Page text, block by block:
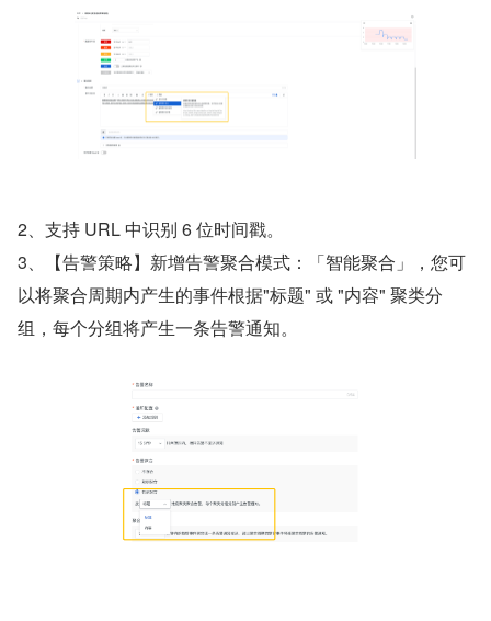
2、支持 URL 中识别 6 位时间戳。
3、【告警策略】新增告警聚合模式：「智能聚合」，您可
以将聚合周期内产生的事件根据"标题" 或 "内容" 聚类分
组，每个分组将产生一条告警通知。